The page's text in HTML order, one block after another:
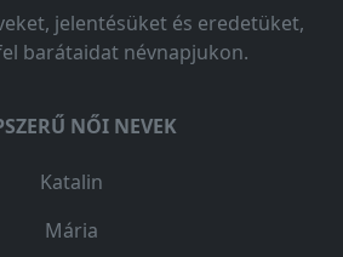
jelentésüket és eredetüket,
barátaidat névnapjukon.
NŐI NEVEK
Katalin
Mária